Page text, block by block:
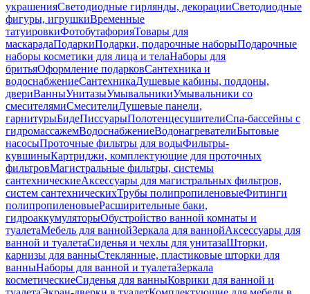
украшенияСветодиодные гирлянды, декорацииСветодиодные
фигуры, игрушкиВременные
татуировкиФотобутафорияТовары для
маскарадаПодаркиПодарки, подарочные наборыПодарочные
наборы косметики для лица и телаНаборы для
бритьяОформление подарковСантехника и
водоснабжениеСантехникаДушевые кабины, поддоны,
двериВанныУнитазыУмывальникиУмывальники со
смесителямиСмесителиДушевые панели,
гарнитурыБидеПиссуарыПолотенцесушителиСпа-бассейны с
гидромассажемВодоснабжениеВодонагревателиБытовые
насосыПроточные фильтры для водыФильтры-
кувшиныКартриджи, комплектующие для проточных
фильтровМагистральные фильтры, системы
сантехническиеАксессуары для магистральных фильтров,
систем сантехническихТрубы полипропиленовыеФитинги
полипропиленовыеРасширительные баки,
гидроаккумуляторыОбустройство ванной комнаты и
туалетаМебель для ваннойЗеркала для ваннойАксессуары для
ванной и туалетаСиденья и чехлы для унитазаШторки,
карнизы для ванныСтеклянные, пластиковые шторки для
ванныНаборы для ванной и туалетаЗеркала
косметическиеСиденья для ванныКоврики для ванной и